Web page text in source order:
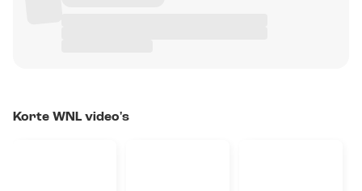
Korte WNL video's